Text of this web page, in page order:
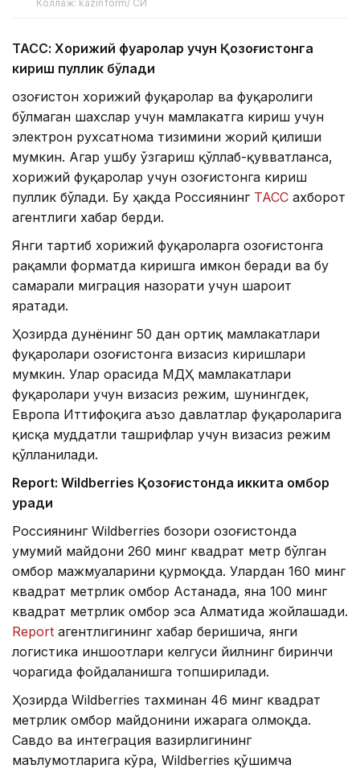
Коллаж: kazinform/ СИ
ТАСС: Хорижий фуқаролар учун Қозоғистонга
кириш пуллик бўлади
Қозоғистон хорижий фуқаролар ва фуқаролиги
бўлмаган шахслар учун мамлакатга кириш учун
электрон рухсатнома тизимини жорий қилиши
мумкин. Агар ушбу ўзгариш қўллаб-қувватланса,
хорижий фуқаролар учун Қозоғистонга кириш
пуллик бўлади. Бу ҳақда Россиянинг ТАСС ахборот
агентлиги хабар берди.
Янги тартиб хорижий фуқароларга Қозоғистонга
рақамли форматда киришга имкон беради ва бу
самарали миграция назорати учун шароит
яратади.
Ҳозирда дунёнинг 50 дан ортиқ мамлакатлари
фуқаролари Қозоғистонга визасиз киришлари
мумкин. Улар орасида МДҲ мамлакатлари
фуқаролари учун визасиз режим, шунингдек,
Европа Иттифоқига аъзо давлатлар фуқароларига
қисқа муддатли ташрифлар учун визасиз режим
қўлланилади.
Report: Wildberries Қозоғистонда иккита омбор
қуради
Россиянинг Wildberries бозори Қозоғистонда
умумий майдони 260 минг квадрат метр бўлган
омбор мажмуаларини қурмоқда. Улардан 160 минг
квадрат метрлик омбор Астанада, яна 100 минг
квадрат метрлик омбор эса Алматида жойлашади.
Report агентлигининг хабар беришича, янги
логистика иншоотлари келгуси йилнинг биринчи
чорагида фойдаланишга топширилади.
Ҳозирда Wildberries тахминан 46 минг квадрат
метрлик омбор майдонини ижарага олмоқда.
Савдо ва интеграция вазирлигининг
маълумотларига кўра, Wildberries қўшимча